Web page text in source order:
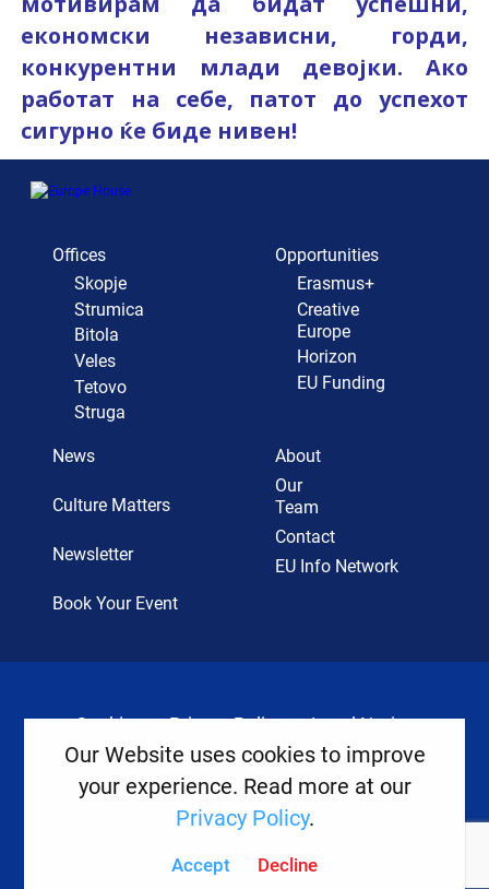
економски независни, горди,
конкурентни млади девојки. Ако
работат на себе, патот до успехот
сигурно ќе биде нивен!
Offices
Skopje
Strumica
Bitola
Veles
Tetovo
Struga
Opportunities
Erasmus+
Creative
Europe
Horizon
EU Funding
News
Culture Matters
Newsletter
Book Your Event
About
Our
Team
Contact
EU Info Network
Copyright ©2026Europe House
Cookies Privacy Policy Legal Notice
Developed
Digital
Our Website uses cookies to improve
your experience. Read more at our
Privacy Policy.
Accept Decline